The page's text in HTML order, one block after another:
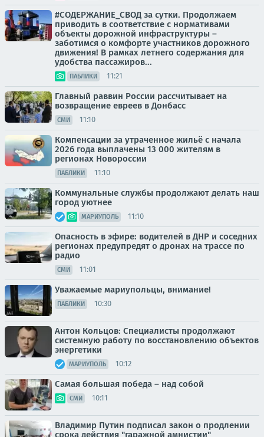
#СОДЕРЖАНИЕ_СВОД за сутки. Продолжаем
приводить в соответствие с нормативами
объекты дорожной инфраструктуры –
заботимся о комфорте участников дорожного
движения! В рамках летнего содержания для
удобства пассажиров...
ПАБЛИКИ 11:21
Главный раввин России рассчитывает на
возвращение евреев в Донбасс
СМИ 11:10
Компенсации за утраченное жильё с начала
2026 года выплачены 13 000 жителям в
регионах Новороссии
ПАБЛИКИ 11:10
Коммунальные службы продолжают делать наш
город уютнее
МАРИУПОЛЬ 11:10
Опасность в эфире: водителей в ДНР и соседних
регионах предупредят о дронах на трассе по
радио
СМИ 11:01
Уважаемые мариупольцы, внимание!
ПАБЛИКИ 10:30
Антон Кольцов: Специалисты продолжают
системную работу по восстановлению объектов
энергетики
МАРИУПОЛЬ 10:12
Самая большая победа – над собой
СМИ 10:11
Владимир Путин подписал закон о продлении
срока действия "гаражной амнистии"